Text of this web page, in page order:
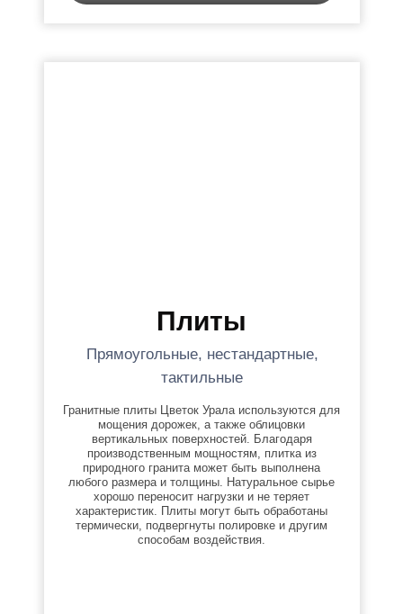
Прямоугольные, нестандартные,
тактильные
Гранитные плиты Цветок Урала используются для
мощения дорожек, а также облицовки
вертикальных поверхностей. Благодаря
производственным мощностям, плитка из
природного гранита может быть выполнена
любого размера и толщины. Натуральное сырье
хорошо переносит нагрузки и не теряет
характеристик. Плиты могут быть обработаны
термически, подвергнуты полировке и другим
способам воздействия.
Плиты